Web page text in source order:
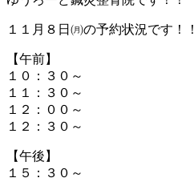
１１月８日㈪の予約状況です！！
【午前】
１０：３０～
１１：３０～
１２：００～
１２：３０～
【午後】
１５：３０～